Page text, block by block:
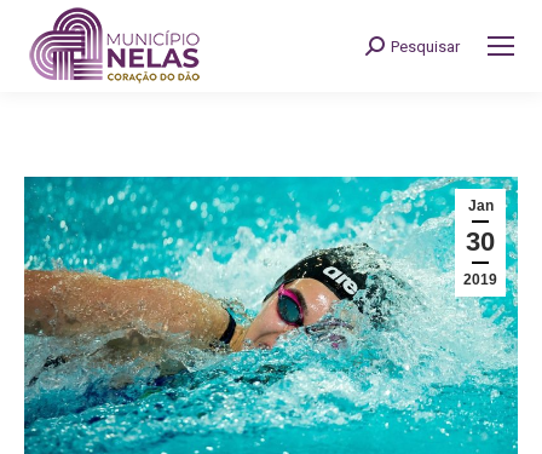
Search:
Pesquisar
Jan
30
2019